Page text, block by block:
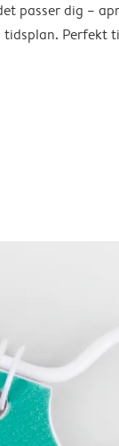
passer dig –
tidsplan. Perfekt